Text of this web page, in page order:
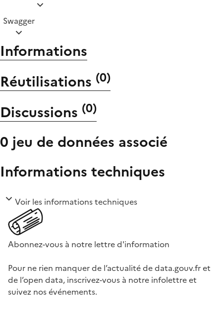
Swagger
Informations
Réutilisations (0)
Discussions (0)
0 jeu de données associé
Informations techniques
Voir les informations techniques
Abonnez-vous à notre lettre d'information
Pour ne rien manquer de l’actualité de data.gouv.fr et
de l’open data, inscrivez-vous à notre infolettre et
suivez nos événements.